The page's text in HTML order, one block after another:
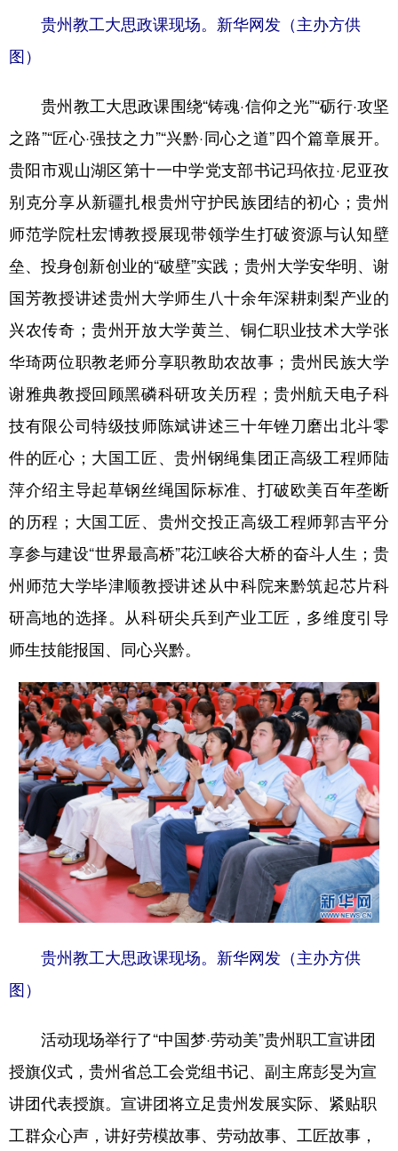
贵州教工大思政课现场。新华网发（主办方供
图）
贵州教工大思政课围绕“铸魂·信仰之光”“砺行·攻坚
之路”“匠心·强技之力”“兴黔·同心之道”四个篇章展开。
贵阳市观山湖区第十一中学党支部书记玛依拉·尼亚孜
别克分享从新疆扎根贵州守护民族团结的初心；贵州
师范学院杜宏博教授展现带领学生打破资源与认知壁
垒、投身创新创业的“破壁”实践；贵州大学安华明、谢
国芳教授讲述贵州大学师生八十余年深耕刺梨产业的
兴农传奇；贵州开放大学黄兰、铜仁职业技术大学张
华琦两位职教老师分享职教助农故事；贵州民族大学
谢雅典教授回顾黑磷科研攻关历程；贵州航天电子科
技有限公司特级技师陈斌讲述三十年锉刀磨出北斗零
件的匠心；大国工匠、贵州钢绳集团正高级工程师陆
萍介绍主导起草钢丝绳国际标准、打破欧美百年垄断
的历程；大国工匠、贵州交投正高级工程师郭吉平分
享参与建设“世界最高桥”花江峡谷大桥的奋斗人生；贵
州师范大学毕津顺教授讲述从中科院来黔筑起芯片科
研高地的选择。从科研尖兵到产业工匠，多维度引导
师生技能报国、同心兴黔。
贵州教工大思政课现场。新华网发（主办方供
图）
活动现场举行了“中国梦·劳动美”贵州职工宣讲团
授旗仪式，贵州省总工会党组书记、副主席彭旻为宣
讲团代表授旗。宣讲团将立足贵州发展实际、紧贴职
工群众心声，讲好劳模故事、劳动故事、工匠故事，